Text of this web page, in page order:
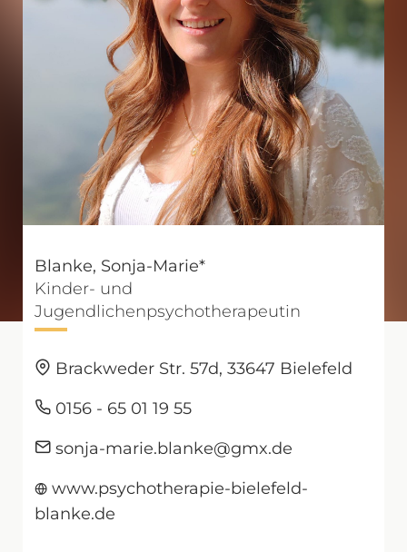
Blanke, Sonja-Marie*
Kinder- und
Jugendlichenpsychotherapeutin
Brackweder Str. 57d, 33647 Bielefeld
0156 - 65 01 19 55
sonja-marie.blanke@gmx.de
www.psychotherapie-bielefeld-
blanke.de